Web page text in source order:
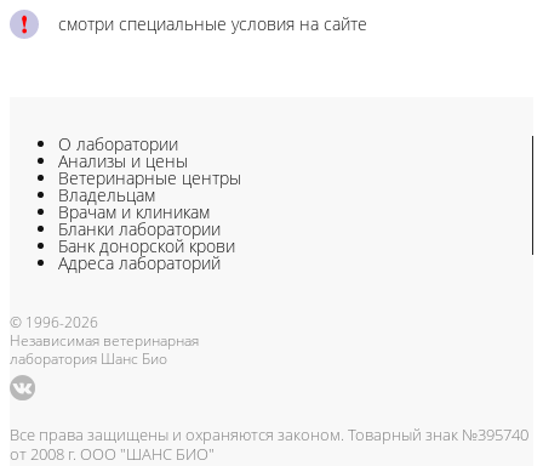
смотри специальные условия на сайте
О лаборатории
Анализы и цены
Ветеринарные центры
Владельцам
Врачам и клиникам
Бланки лаборатории
Банк донорской крови
Адреса лабораторий
© 1996-2026
Независимая ветеринарная
лаборатория Шанс Био
Все права защищены и охраняются законом. Товарный знак №395740
от 2008 г. ООО "ШАНС БИО"